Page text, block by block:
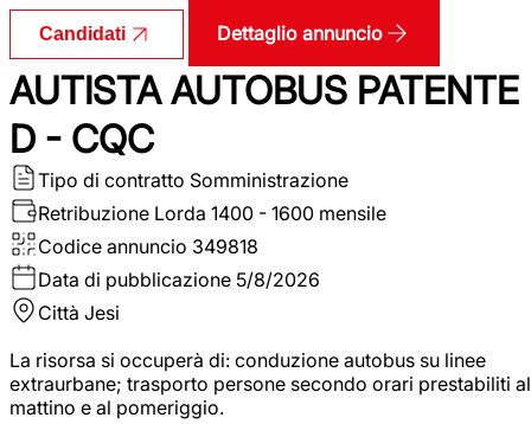
Candidati Dettaglio annuncio
AUTISTA AUTOBUS PATENTE
D - CQC
Tipo di contratto Somministrazione
Retribuzione Lorda 1400 - 1600 mensile
Codice annuncio 349818
Data di pubblicazione 5/8/2026
Città Jesi
La risorsa si occuperà di: conduzione autobus su linee
extraurbane; trasporto persone secondo orari prestabiliti al
mattino e al pomeriggio.